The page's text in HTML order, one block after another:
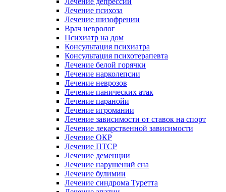
Лечение психоза
Лечение шизофрении
Врач невролог
Психиатр на дом
Консультация психиатра
Консультация психотерапевта
Лечение белой горячки
Лечение нарколепсии
Лечение неврозов
Лечение панических атак
Лечение паранойи
Лечение игромании
Лечение зависимости от ставок на спорт
Лечение лекарственной зависимости
Лечение ОКР
Лечение ПТСР
Лечение деменции
Лечение нарушений сна
Лечение булимии
Лечение синдрома Туретта